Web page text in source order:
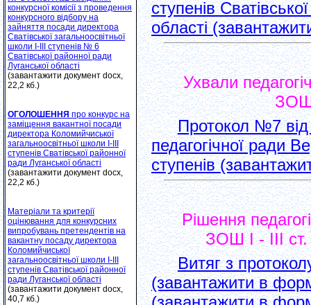
конкурсної комісії з проведення
конкурсного відбору на
зайняття посади директора
Сватівської загальноосвітньої
школи І-ІІІ ступенів № 6
Сватівської районної ради
Луганської області
(завантажити документ docx,
22,2 кб.)
ОГОЛОШЕННЯ про конкурс на
заміщення вакантної посади
директора Коломийчиської
загальноосвітньої школи І-ІІІ
ступенів Сватівської районної
ради Луганської області
(завантажити документ docx,
22,2 кб.)
Матеріали та критерії
оцінювання для конкурсних
випробувань претендентів на
вакантну посаду директора
Коломийчиської
загальноосвітньої школи І-ІІІ
ступенів Сватівської районної
ради Луганської області
(завантажити документ docx,
40,7 кб.)
ступенiв
областi
Ухвали
ЗОШ
Протокол №7 від
педагогічної ради
ступенів
Рішення
ЗОШ І - ІІІ
Витяг з
(завантажити в